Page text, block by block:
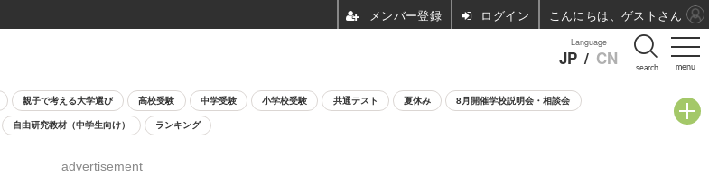
menu
Language
JP / CN search
親子で考える大学選び 高校受験 中学受験 小学校受験 共通テスト 夏休み 8月開催学校説明会・相談会
自由研究教材（中学生向け） ランキング
advertisement
ログイン こんにちは、ゲストさん